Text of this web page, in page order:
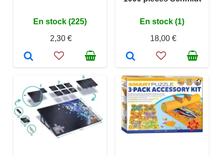
En stock (225)
2,30 €
En stock (1)
18,00 €